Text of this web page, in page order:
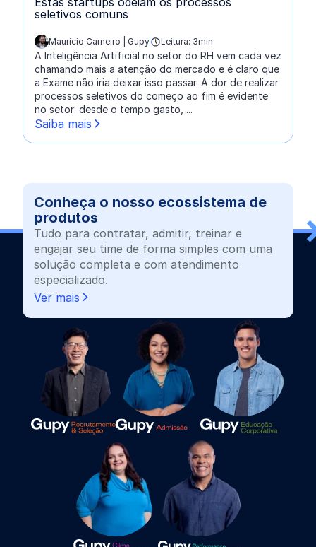
seletivos comuns
escrito por:
Mauricio Carneiro | Gupy Leitura: 3min
A Inteligência Artificial no setor do RH vem cada vez
chamando mais a atenção do mercado e é claro que
a Exame não iria deixar isso passar. A dor de realizar
processos seletivos do começo ao fim é evidente
no setor: desde o tempo gasto, ...
Saiba mais
Conheça o nosso ecossistema de
produtos
Tudo para contratar, admitir, treinar e
engajar seu time de forma simples com uma
solução completa e com atendimento
especializado.
Ver mais